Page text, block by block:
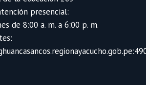
presencial:
de 8:00 a. m. a 6:00 p. m.